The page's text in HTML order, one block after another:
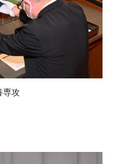
専攻
辞】